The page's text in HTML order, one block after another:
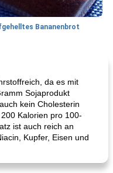
Bananenbrot
da es mit
Sojaprodukt
kein Cholesterin
Kalorien pro 100-
ist auch reich an
Kupfer, Eisen und